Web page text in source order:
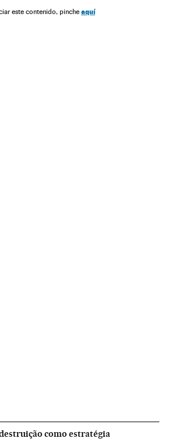
este contenido, pinche aquí
como estratégia